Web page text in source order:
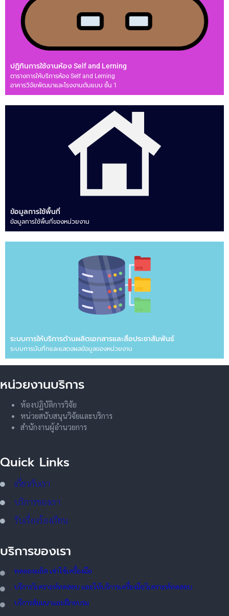
ปฏิทินการใช้งานห้อง Self and Lerning
ตารางการให้บริการห้อง Self and Lerning
อาคารวิจัยพัฒนาและโรงงานต้นแบบ ชั้น 1
ข้อมูลการใช้พื้นที่
ข้อมูลการใช้พื้นที่ของหน่วยงาน
ระบบการให้บริการด้านผลิตเอกสารและสื่อประชาสัมพันธ์
ระบบการบันทึกและแสดงผลข้อมูลของหน่วยงาน
หน่วยงานบริการ
ห้องปฏิบัติการวิจัย
หน่วยสนับสนุนวิจัยและบริการ
สำนักงานผู้อำนวยการ
Quick Links
เกี่ยวกับเรา
บริการของเรา
รับเรื่องร้องเรียน
บริการของเรา
ทดลองผลิต เช่าใช้เครื่องมือ
บริการวิเคราะห์ทดสอบ และให้บริการเครื่องมือวิเคราะห์ทดสอบ
บริการสัมมนาและฝึกอบรม